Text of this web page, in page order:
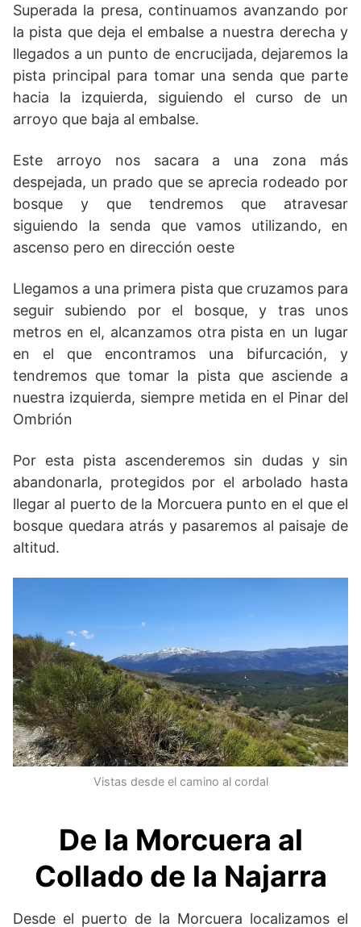
Superada la presa, continuamos avanzando por
la pista que deja el embalse a nuestra derecha y
llegados a un punto de encrucijada, dejaremos la
pista principal para tomar una senda que parte
hacia la izquierda, siguiendo el curso de un
arroyo que baja al embalse.
Este arroyo nos sacara a una zona más
despejada, un prado que se aprecia rodeado por
bosque y que tendremos que atravesar
siguiendo la senda que vamos utilizando, en
ascenso pero en dirección oeste
Llegamos a una primera pista que cruzamos para
seguir subiendo por el bosque, y tras unos
metros en el, alcanzamos otra pista en un lugar
en el que encontramos una bifurcación, y
tendremos que tomar la pista que asciende a
nuestra izquierda, siempre metida en el Pinar del
Ombrión
Por esta pista ascenderemos sin dudas y sin
abandonarla, protegidos por el arbolado hasta
llegar al puerto de la Morcuera punto en el que el
bosque quedara atrás y pasaremos al paisaje de
altitud.
Vistas desde el camino al cordal
De la Morcuera al
Collado de la Najarra
Desde el puerto de la Morcuera localizamos el